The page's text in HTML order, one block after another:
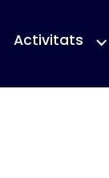
Activitats